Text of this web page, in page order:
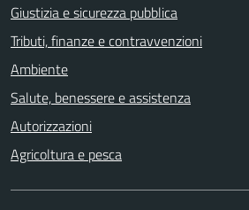
Giustizia e sicurezza pubblica
Tributi, finanze e contravvenzioni
Ambiente
Salute, benessere e assistenza
Autorizzazioni
Agricoltura e pesca